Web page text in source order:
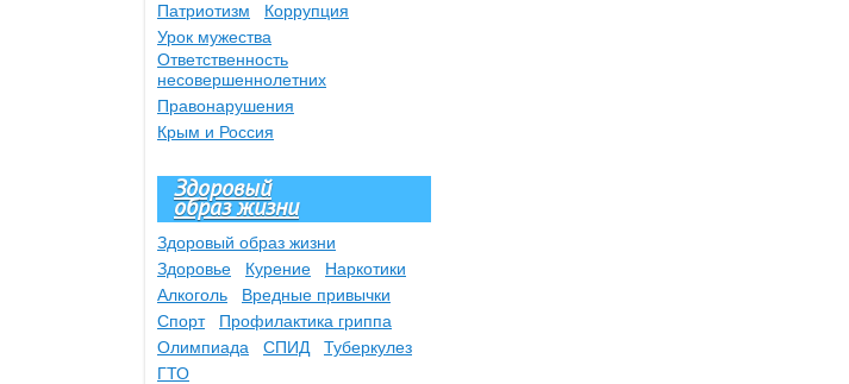
Патриотизм
Коррупция
Урок мужества
Ответственность
несовершеннолетних
Правонарушения
Крым и Россия
Здоровый
образ жизни
Здоровый образ жизни
Здоровье
Курение
Наркотики
Алкоголь
Вредные привычки
Спорт
Профилактика гриппа
Олимпиада
СПИД
Туберкулез
ГТО